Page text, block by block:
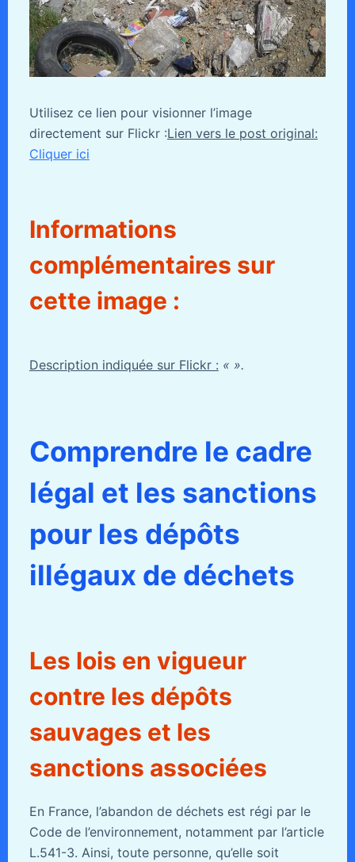
Utilisez ce lien pour visionner l’image
directement sur Flickr :Lien vers le post original:
Cliquer ici
Informations
complémentaires sur
cette image :
Description indiquée sur Flickr : « ».
Comprendre le cadre
légal et les sanctions
pour les dépôts
illégaux de déchets
Les lois en vigueur
contre les dépôts
sauvages et les
sanctions associées
En France, l’abandon de déchets est régi par le
Code de l’environnement, notamment par l’article
L.541-3. Ainsi, toute personne, qu’elle soit